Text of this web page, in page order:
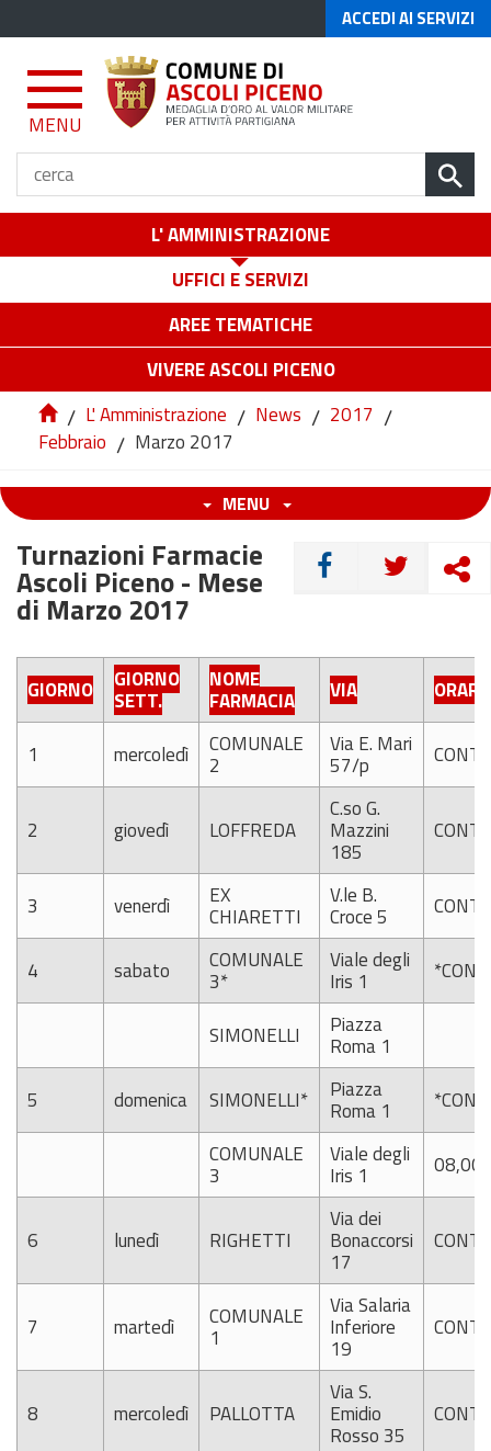
ACCEDI AI SERVIZI
MENU
L' AMMINISTRAZIONE
UFFICI E SERVIZI
AREE TEMATICHE
VIVERE ASCOLI PICENO
/ L' Amministrazione / News / 2017 /
Febbraio / Marzo 2017
MENU
CONDIVIDI
Turnazioni Farmacie
Ascoli Piceno - Mese
di Marzo 2017
GIORNO GIORNO
SETT.
NOME
FARMACIA VIA
1 mercoledì COMUNALE
2
Via E. Mari
57/p
2 giovedì LOFFREDA
C.so G.
Mazzini
185
3 venerdì EX
CHIARETTI
V.le B.
Croce 5
4 sabato COMUNALE
3*
Viale degli
Iris 1
SIMONELLI Piazza
Roma 1
5
domenica SIMONELLI* Piazza
Roma 1
COMUNALE
3
Viale degli
Iris 1
6 lunedì RIGHETTI
Via dei
Bonaccorsi
17
7 martedì COMUNALE
1
Via Salaria
Inferiore
19
8 mercoledì PALLOTTA
Via S.
Emidio
Rosso 35